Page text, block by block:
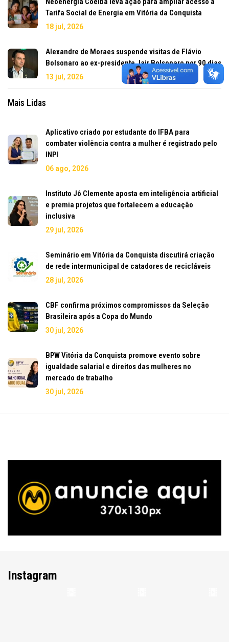
Tarifa Social de Energia em Vitória da Conquista
18 jul, 2026
Alexandre de Moraes suspende visitas de Flávio
Bolsonaro ao ex-presidente Jair Bolsonaro por 90 dias
13 jul, 2026
Mais Lidas
Aplicativo criado por estudante do IFBA para
combater violência contra a mulher é registrado pelo
INPI
06 ago, 2026
Instituto Jô Clemente aposta em inteligência artificial
e premia projetos que fortalecem a educação
inclusiva
29 jul, 2026
Seminário em Vitória da Conquista discutirá criação
de rede intermunicipal de catadores de recicláveis
28 jul, 2026
CBF confirma próximos compromissos da Seleção
Brasileira após a Copa do Mundo
30 jul, 2026
BPW Vitória da Conquista promove evento sobre
igualdade salarial e direitos das mulheres no
mercado de trabalho
30 jul, 2026
Instagram